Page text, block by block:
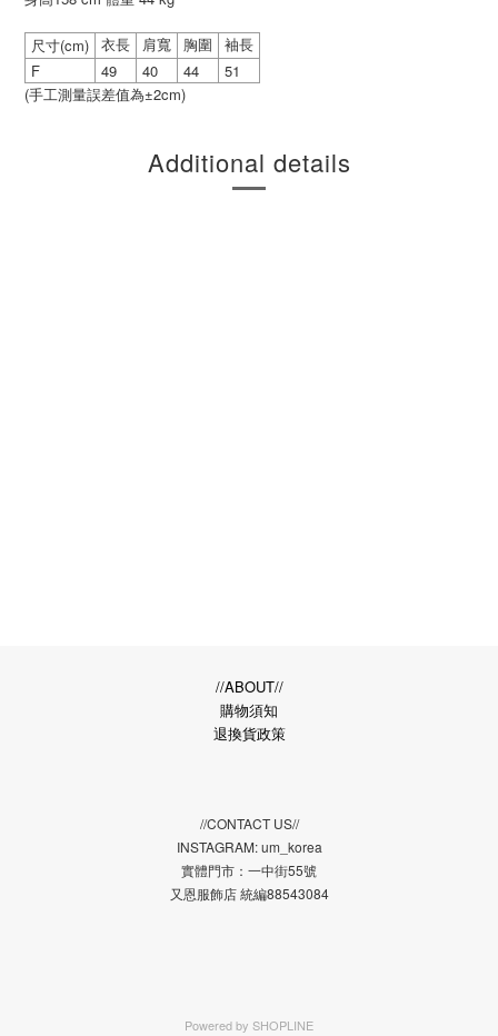
尺寸(cm) 衣長 肩寬 胸圍 袖長
F 49 40 44
51
(手工測量誤差值為±2cm)
Additional details
//ABOUT//
購物須知
退換貨政策
//CONTACT US//
INSTAGRAM: um_korea
實體門市：一中街55號
又恩服飾店 統編88543084
Powered by SHOPLINE